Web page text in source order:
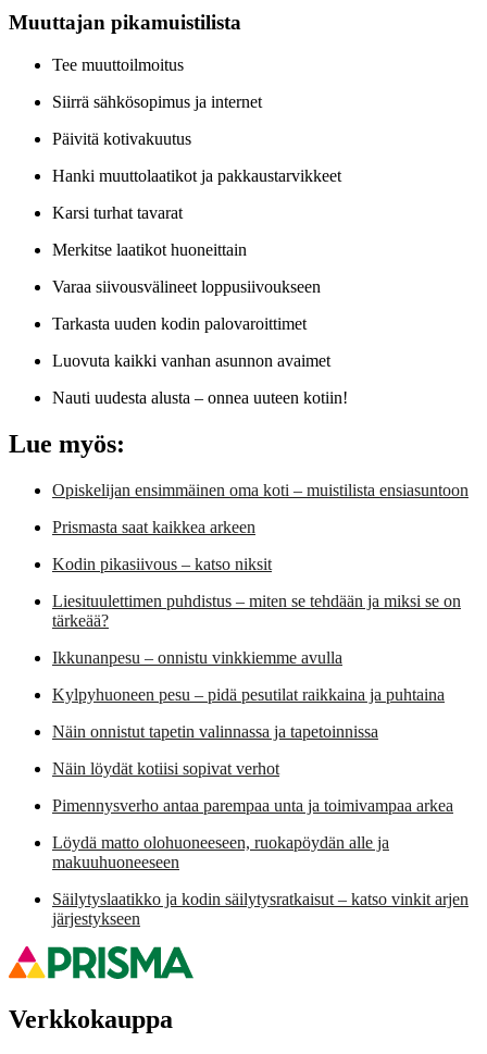
Muuttajan pikamuistilista
Tee muuttoilmoitus
Siirrä sähkösopimus ja internet
Päivitä kotivakuutus
Hanki muuttolaatikot ja pakkaustarvikkeet
Karsi turhat tavarat
Merkitse laatikot huoneittain
Varaa siivousvälineet loppusiivoukseen
Tarkasta uuden kodin palovaroittimet
Luovuta kaikki vanhan asunnon avaimet
Nauti uudesta alusta – onnea uuteen kotiin!
Lue myös:
Opiskelijan ensimmäinen oma koti – muistilista ensiasuntoon
Prismasta saat kaikkea arkeen
Kodin pikasiivous – katso niksit
Liesituulettimen puhdistus – miten se tehdään ja miksi se on
tärkeää?
Ikkunanpesu – onnistu vinkkiemme avulla
Kylpyhuoneen pesu – pidä pesutilat raikkaina ja puhtaina
Näin onnistut tapetin valinnassa ja tapetoinnissa
Näin löydät kotiisi sopivat verhot
Pimennysverho antaa parempaa unta ja toimivampaa arkea
Löydä matto olohuoneeseen, ruokapöydän alle ja
makuuhuoneeseen
Säilytyslaatikko ja kodin säilytysratkaisut – katso vinkit arjen
järjestykseen
Verkkokauppa